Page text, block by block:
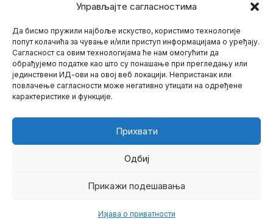
Управљајте сагласностима
Да бисмо пружили најбоље искуство, користимо технологије
попут колачића за чување и/или приступ информацијама о уређају.
Сагласност са овим технологијама ће нам омогућити да
обрађујемо податке као што су понашање при прегледању или
јединствени ИД-ови на овој веб локацији. Непристанак или
повлачење сагласности може негативно утицати на одређене
карактеристике и функције.
Прихвати
Одбиј
Прикажи подешавања
Изјава о приватности
Mario zna Youtube
2026- Sva prava zadržana.
Zapad: Rusija ima
najmoćnije nuklearno
oružje
Predsednik Rusije
Vladimir Putin iskoristio je
sastanak sa vojnim i
Razmena SAD i
oslobođen iz
američkog zatvora, a
američka košarkašica
Britni Grajner iz
saopštilo je da je na